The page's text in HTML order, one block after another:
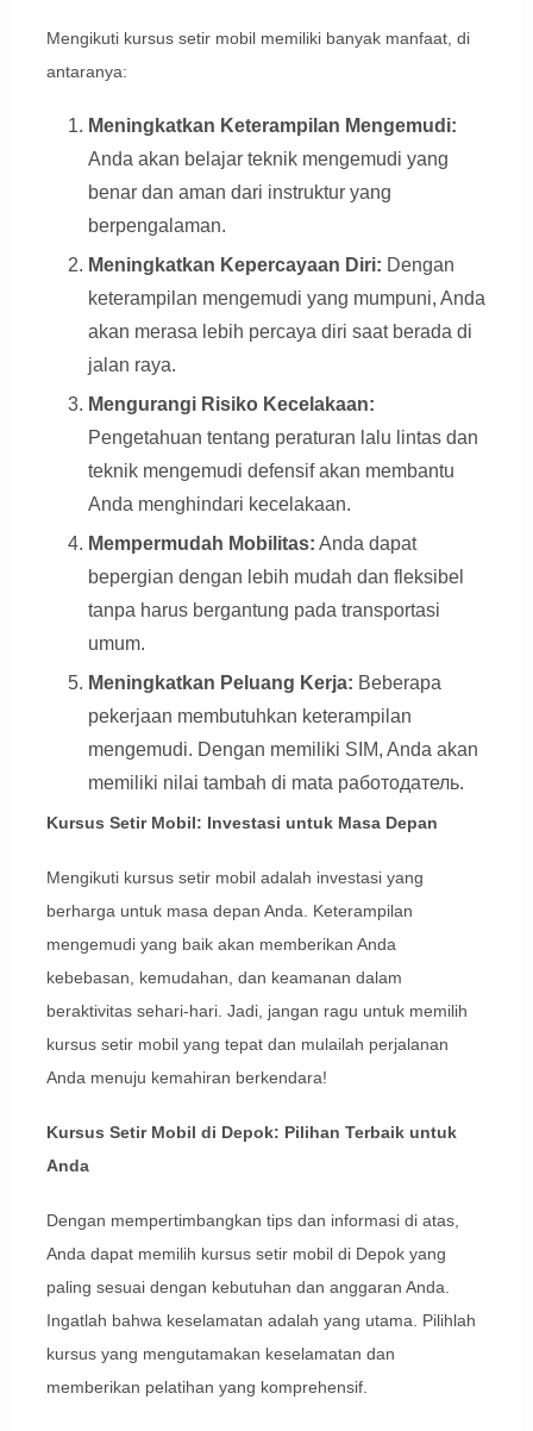
Mengikuti kursus setir mobil memiliki banyak manfaat, di
antaranya:
Meningkatkan Keterampilan Mengemudi:
Anda akan belajar teknik mengemudi yang
benar dan aman dari instruktur yang
berpengalaman.
Meningkatkan Kepercayaan Diri: Dengan
keterampilan mengemudi yang mumpuni, Anda
akan merasa lebih percaya diri saat berada di
jalan raya.
Mengurangi Risiko Kecelakaan:
Pengetahuan tentang peraturan lalu lintas dan
teknik mengemudi defensif akan membantu
Anda menghindari kecelakaan.
Mempermudah Mobilitas: Anda dapat
bepergian dengan lebih mudah dan fleksibel
tanpa harus bergantung pada transportasi
umum.
Meningkatkan Peluang Kerja: Beberapa
pekerjaan membutuhkan keterampilan
mengemudi. Dengan memiliki SIM, Anda akan
memiliki nilai tambah di mata работодатель.
Kursus Setir Mobil: Investasi untuk Masa Depan
Mengikuti kursus setir mobil adalah investasi yang
berharga untuk masa depan Anda. Keterampilan
mengemudi yang baik akan memberikan Anda
kebebasan, kemudahan, dan keamanan dalam
beraktivitas sehari-hari. Jadi, jangan ragu untuk memilih
kursus setir mobil yang tepat dan mulailah perjalanan
Anda menuju kemahiran berkendara!
Kursus Setir Mobil di Depok: Pilihan Terbaik untuk
Anda
Dengan mempertimbangkan tips dan informasi di atas,
Anda dapat memilih kursus setir mobil di Depok yang
paling sesuai dengan kebutuhan dan anggaran Anda.
Ingatlah bahwa keselamatan adalah yang utama. Pilihlah
kursus yang mengutamakan keselamatan dan
memberikan pelatihan yang komprehensif.